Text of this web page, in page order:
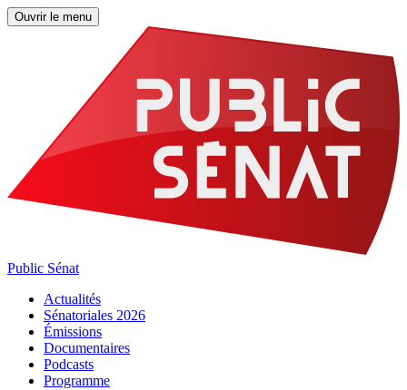
Ouvrir le menu
Public Sénat
Actualités
Sénatoriales 2026
Émissions
Documentaires
Podcasts
Programme